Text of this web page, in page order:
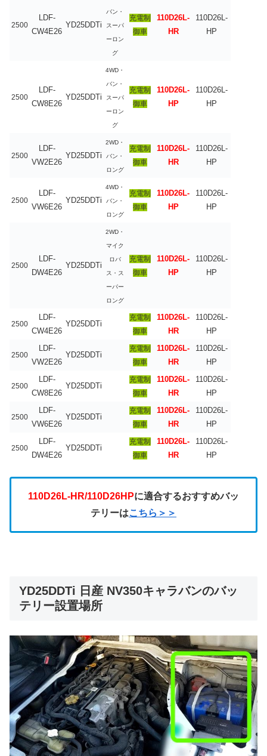
2500
LDF-
CW4E26
YD25DDTi
バン・
スーパ
ーロン
グ
充電制
御車
110D26L-
HR
110D26L-
HP
2500
LDF-
CW8E26
YD25DDTi
4WD・
バン・
スーパ
ーロン
グ
充電制
御車
110D26L-
HP
110D26L-
HP
2500
LDF-
VW2E26
YD25DDTi
2WD・
バン・
ロング
充電制
御車
110D26L-
HR
110D26L-
HP
2500
LDF-
VW6E26
YD25DDTi
4WD・
バン・
ロング
充電制
御車
110D26L-
HP
110D26L-
HP
2500
LDF-
DW4E26
YD25DDTi
2WD・
マイク
ロバ
ス・ス
ーパー
ロング
充電制
御車
110D26L-
HP
110D26L-
HP
2500
LDF-
CW4E26
YD25DDTi
充電制
御車
110D26L-
HR
110D26L-
HP
2500
LDF-
VW2E26
YD25DDTi
充電制
御車
110D26L-
HR
110D26L-
HP
2500
LDF-
CW8E26
YD25DDTi
充電制
御車
110D26L-
HR
110D26L-
HP
2500
LDF-
VW6E26
YD25DDTi
充電制
御車
110D26L-
HR
110D26L-
HP
2500
LDF-
DW4E26
YD25DDTi
充電制
御車
110D26L-
HR
110D26L-
HP
110D26L-HR/110D26HPに適合するおすすめバッ
テリーはこちら＞＞
YD25DDTi 日産 NV350キャラバンのバッ
テリー設置場所